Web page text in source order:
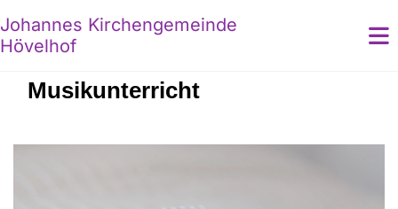
Johannes Kirchengemeinde
Hövelhof
Musikunterricht